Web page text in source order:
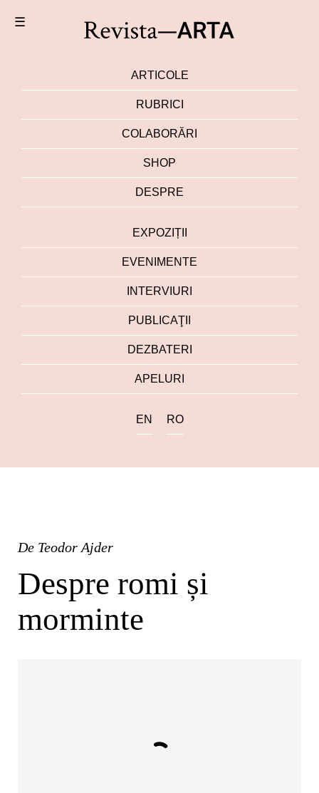
☰
ARTICOLE
RUBRICI
COLABORĂRI
SHOP
DESPRE
EXPOZIȚII
EVENIMENTE
INTERVIURI
PUBLICAŢII
DEZBATERI
APELURI
EN RO
De Teodor Ajder
Despre romi și
morminte